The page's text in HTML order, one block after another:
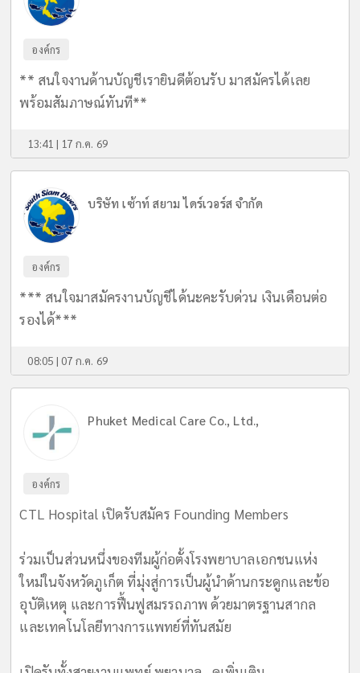
องค์กร
** สนใจงานด้านบัญชีเรายินดีต้อนรับ มาสมัครได้เลย
พร้อมสัมภาษณ์ทันที**
13:41 | 17 ก.ค. 69
บริษัท เซ้าท์ สยาม ไดร์เวอร์ส จำกัด
องค์กร
*** สนใจมาสมัครงานบัญชีได้นะคะรับด่วน เงินเดือนต่อ
รองได้***
08:05 | 07 ก.ค. 69
Phuket Medical Care Co., Ltd.,
องค์กร
CTL Hospital เปิดรับสมัคร Founding Members
ร่วมเป็นส่วนหนึ่งของทีมผู้ก่อตั้งโรงพยาบาลเอกชนแห่ง
ใหม่ในจังหวัดภูเก็ต ที่มุ่งสู่การเป็นผู้นำด้านกระดูกและข้อ
อุบัติเหตุ และการฟื้นฟูสมรรถภาพ ด้วยมาตรฐานสากล
และเทคโนโลยีทางการแพทย์ที่ทันสมัย